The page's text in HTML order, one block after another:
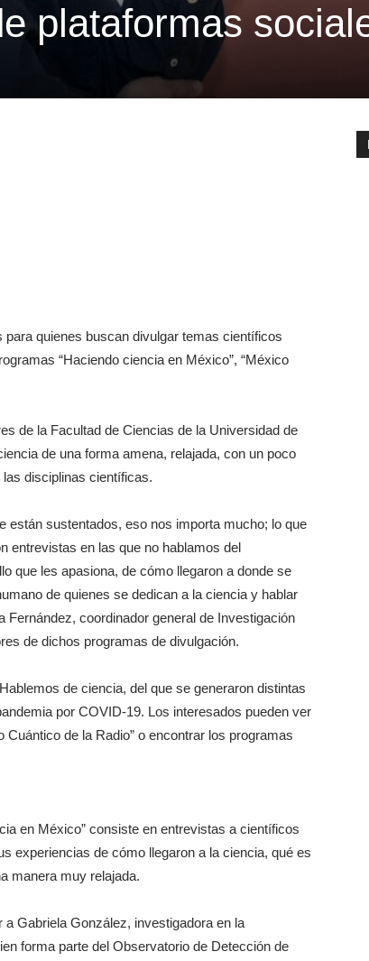
plataformas
quienes buscan divulgar temas científicos
“Haciendo ciencia en México”, “México
de la Facultad de Ciencias de la Universidad de
de una forma amena, relajada, con un poco
disciplinas científicas.
están sustentados, eso nos importa mucho; lo que
entrevistas en las que no hablamos del
que les apasiona, de cómo llegaron a donde se
de quienes se dedican a la ciencia y hablar
Fernández, coordinador general de Investigación
de dichos programas de divulgación.
de ciencia, del que se generaron distintas
por COVID-19. Los interesados pueden ver
de la Radio” o encontrar los programas
en México” consiste en entrevistas a científicos
experiencias de cómo llegaron a la ciencia, qué es
manera muy relajada.
Gabriela González, investigadora en la
forma parte del Observatorio de Detección de